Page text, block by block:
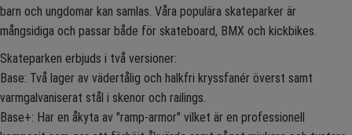
barn och ungdomar kan samlas. Våra populära skateparker är
mångsidiga och passar både för skateboard, BMX och kickbikes.
Skateparken erbjuds i två versioner:
Base: Två lager av vädertålig och halkfri kryssfanér överst samt
varmgalvaniserat stål i skenor och railings.
Base+: Har en åkyta av "ramp-armor" vilket är en professionell